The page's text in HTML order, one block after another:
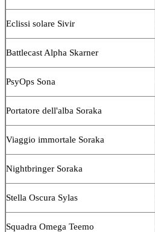
Eclissi solare Sivir
Battlecast Alpha Skarner
PsyOps Sona
Portatore dell'alba Soraka
Viaggio immortale Soraka
Nightbringer Soraka
Stella Oscura Sylas
Squadra Omega Teemo